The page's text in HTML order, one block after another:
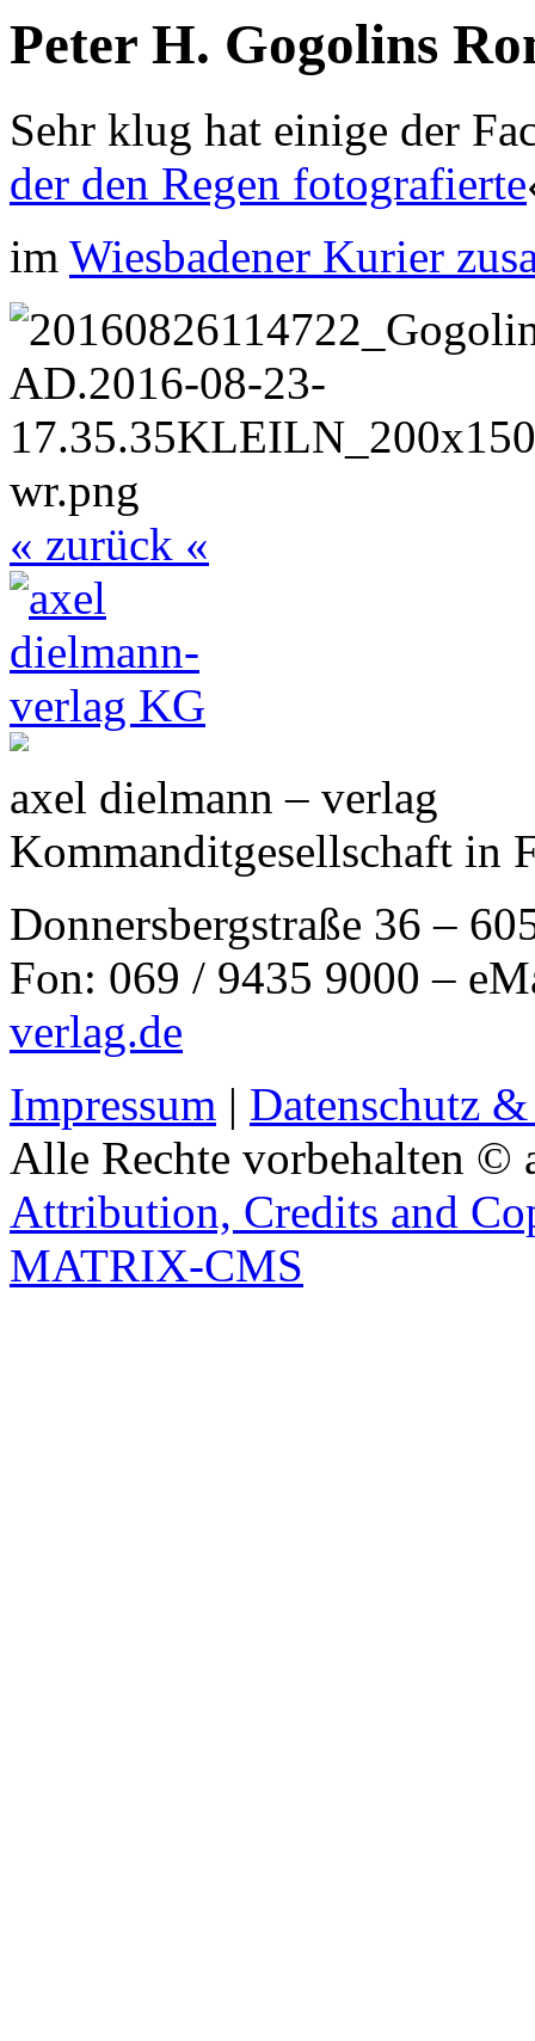
Peter H. Gogolins
Sehr klug hat einige der
der den Regen fotografierte
im Wiesbadener Kurier
« zurück «
axel dielmann – verlag
Kommanditgesellschaft in
Donnersbergstraße 36 –
Fon: 069 / 9435 9000 –
verlag.de
Impressum | Datenschutz
Alle Rechte vorbehalten ©
Attribution, Credits and
MATRIX-CMS